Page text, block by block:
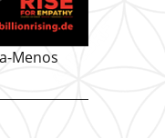
Menos